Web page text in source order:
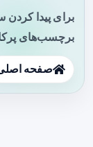
برای پیدا
برچسب‌های
صفحه